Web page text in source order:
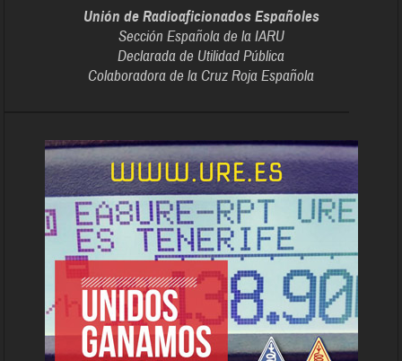
Unión de Radioaficionados Españoles
Sección Española de la IARU
Declarada de Utilidad Pública
Colaboradora de la Cruz Roja Española